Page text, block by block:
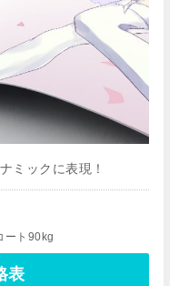
ミックに表現！
ート90kg
表